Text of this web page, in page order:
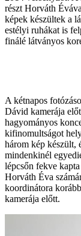
részt Horváth
képek készültek a
estélyi ruhákat is
finálé látványos
A kétnapos
Dávid kamerája
hagyományos
kifinomultságot
három kép készült,
mindenkinél
lépcsőn fekve
Horváth Éva
koordinátora
kamerája előtt.